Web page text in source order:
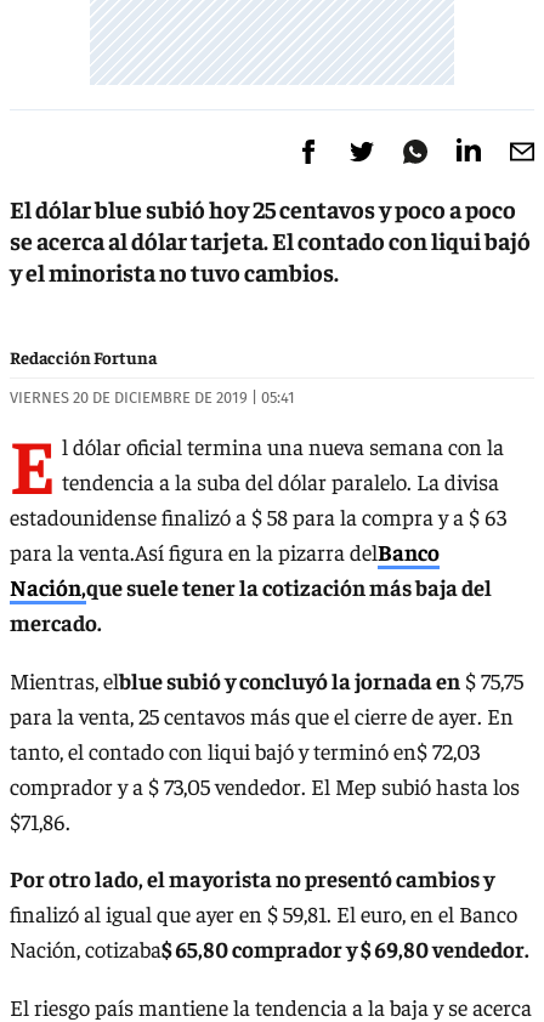
El dólar blue subió hoy 25 centavos y poco a poco
se acerca al dólar tarjeta. El contado con liqui bajó
y el minorista no tuvo cambios.
Redacción Fortuna
VIERNES 20 DE DICIEMBRE DE 2019 | 05:41
E l dólar oficial termina una nueva semana con la
tendencia a la suba del dólar paralelo. La divisa
estadounidense finalizó a $ 58 para la compra y a $ 63
para la venta.Así figura en la pizarra delBanco
Nación,que suele tener la cotización más baja del
mercado.
Mientras, elblue subió y concluyó la jornada en $ 75,75
para la venta, 25 centavos más que el cierre de ayer. En
tanto, el contado con liqui bajó y terminó en$ 72,03
comprador y a $ 73,05 vendedor. El Mep subió hasta los
$71,86.
Por otro lado, el mayorista no presentó cambios y
finalizó al igual que ayer en $ 59,81. El euro, en el Banco
Nación, cotizaba$ 65,80 comprador y $ 69,80 vendedor.
El riesgo país mantiene la tendencia a la baja y se acerca